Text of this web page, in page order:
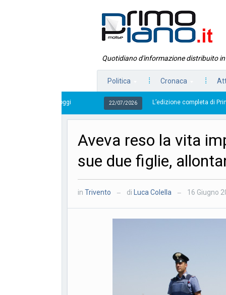
Quotidiano d'informazione distribuito
Politica Cronaca
22/07/2026 L’edizione completa di Primo Piano Molise
Aveva reso la vita
sue due figlie,
in Trivento — di Luca Colella — 16 Giugno